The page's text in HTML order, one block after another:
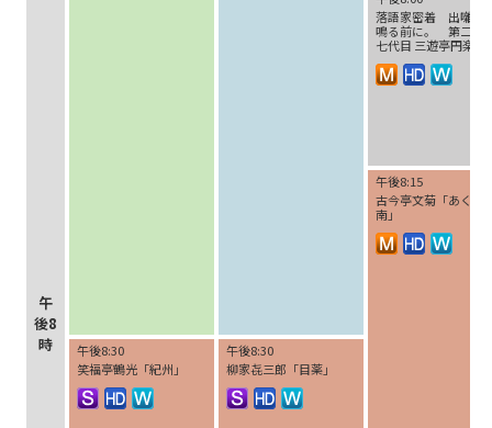
午
後8
時
落語家密着 出囃子
鳴る前に。 第二回
七代目 三遊亭円楽～
午後8:15
古今亭文菊「あくび
南」
午後8:30
笑福亭鶴光「紀州」
午後8:30
柳家㐂三郎「目薬」